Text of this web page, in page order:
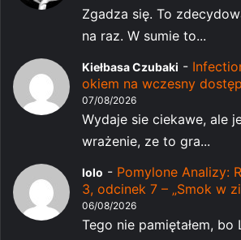
Zgadza się. To
na raz. W sumie to...
Kiełbasa Czubaki -
okiem na wczesny dostęp
07/08/2026
Wydaje sie ciekawe, ale
wrażenie, ze to gra...
lolo - Pomylone Analizy:
3, odcinek 7 – „Smok w
06/08/2026
Tego nie pamiętałem, bo